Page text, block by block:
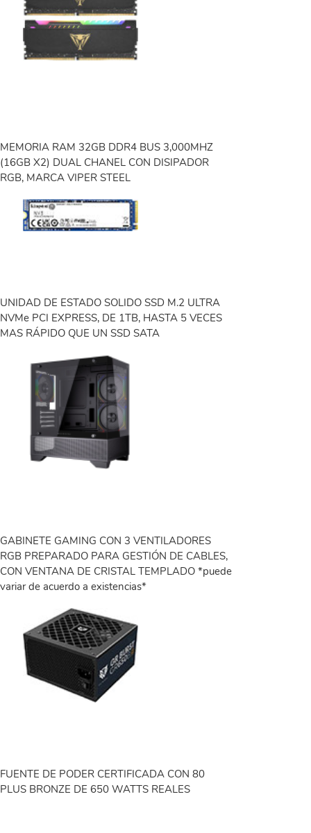
MEMORIA RAM 32GB DDR4 BUS 3,000MHZ
(16GB X2) DUAL CHANEL CON DISIPADOR
RGB, MARCA VIPER STEEL
UNIDAD DE ESTADO SOLIDO SSD M.2 ULTRA
NVMe PCI EXPRESS, DE 1TB, HASTA 5 VECES
MAS RÁPIDO QUE UN SSD SATA
GABINETE GAMING CON 3 VENTILADORES
RGB PREPARADO PARA GESTIÓN DE CABLES,
CON VENTANA DE CRISTAL TEMPLADO *puede
variar de acuerdo a existencias*
FUENTE DE PODER CERTIFICADA CON 80
PLUS BRONZE DE 650 WATTS REALES